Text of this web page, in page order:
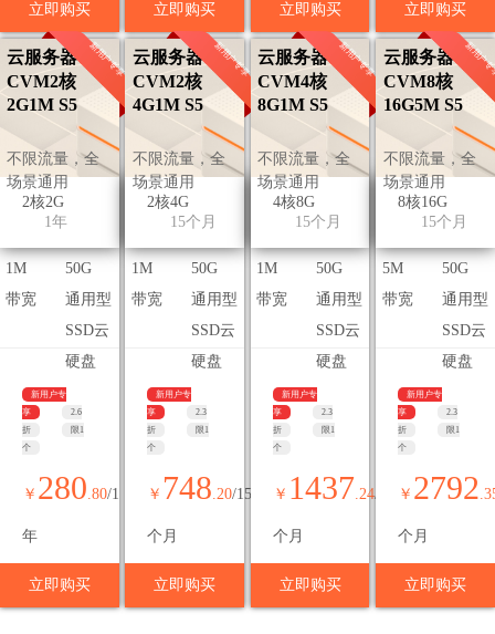
立即购买 立即购买 立即购买 立即购买
云服务器
CVM2核
2G1M S5
不限流量，全
场景通用
新用户专享
2核2G
1年
1M
带宽
50G
通用型
SSD云
硬盘
新用户专
享
2.6
折
限1
个
￥ 280 .80/1
年
立即购买
云服务器
CVM2核
4G1M S5
不限流量，全
场景通用
新用户专享
2核4G
15个月
1M
带宽
50G
通用型
SSD云
硬盘
新用户专
享
2.3
折
限1
个
￥ 748 .20/15
个月
立即购买
云服务器
CVM4核
8G1M S5
不限流量，全
场景通用
新用户专享
4核8G
15个月
1M
带宽
50G
通用型
SSD云
硬盘
新用户专
享
2.3
折
限1
个
￥ 1437 .24/15
个月
立即购买
云服务器
CVM8核
16G5M S5
不限流量，全
场景通用
新用户
8核16G
15个月
5M
带宽
50G
通用型
SSD云
硬盘
新用户专
享
2.3
折
限1
个
￥ 2792
个月
立即购买